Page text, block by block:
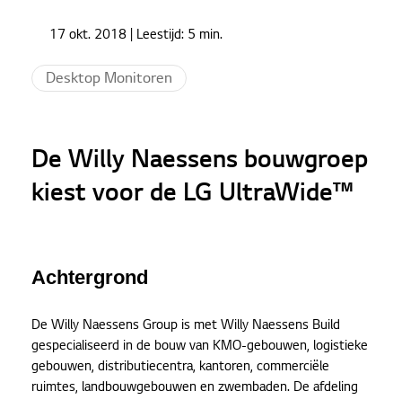
De Willy Naessens bouwgroep kiest voor de LG
UltraWide™
17 okt. 2018 | Leestijd: 5 min.
Desktop Monitoren
De Willy Naessens bouwgroep
kiest voor de LG UltraWide™
Achtergrond
De Willy Naessens Group is met Willy Naessens Build
gespecialiseerd in de bouw van KMO-gebouwen, logistieke
gebouwen, distributiecentra, kantoren, commerciële
ruimtes, landbouwgebouwen en zwembaden. De afdeling